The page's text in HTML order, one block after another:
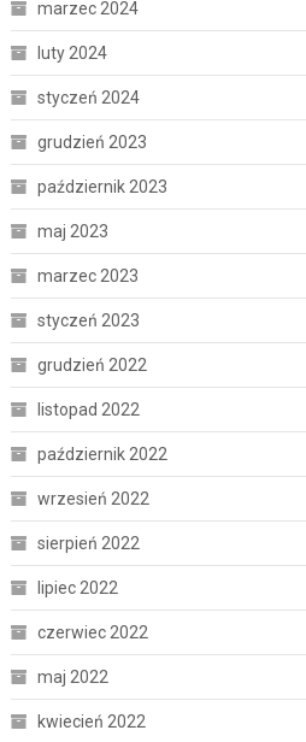
marzec 2024
luty 2024
styczeń 2024
grudzień 2023
październik 2023
maj 2023
marzec 2023
styczeń 2023
grudzień 2022
listopad 2022
październik 2022
wrzesień 2022
sierpień 2022
lipiec 2022
czerwiec 2022
maj 2022
kwiecień 2022